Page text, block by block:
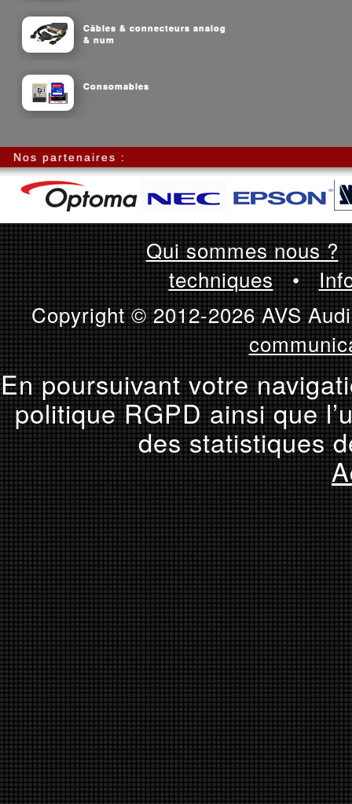
Câbles & connecteurs analog
& num
Consomables
Nos partenaires :
Qui sommes nous ?
techniques•
Copyright © 2012-2026 AVS
En poursuivant votre
politique RGPD ainsi que
des statistiques